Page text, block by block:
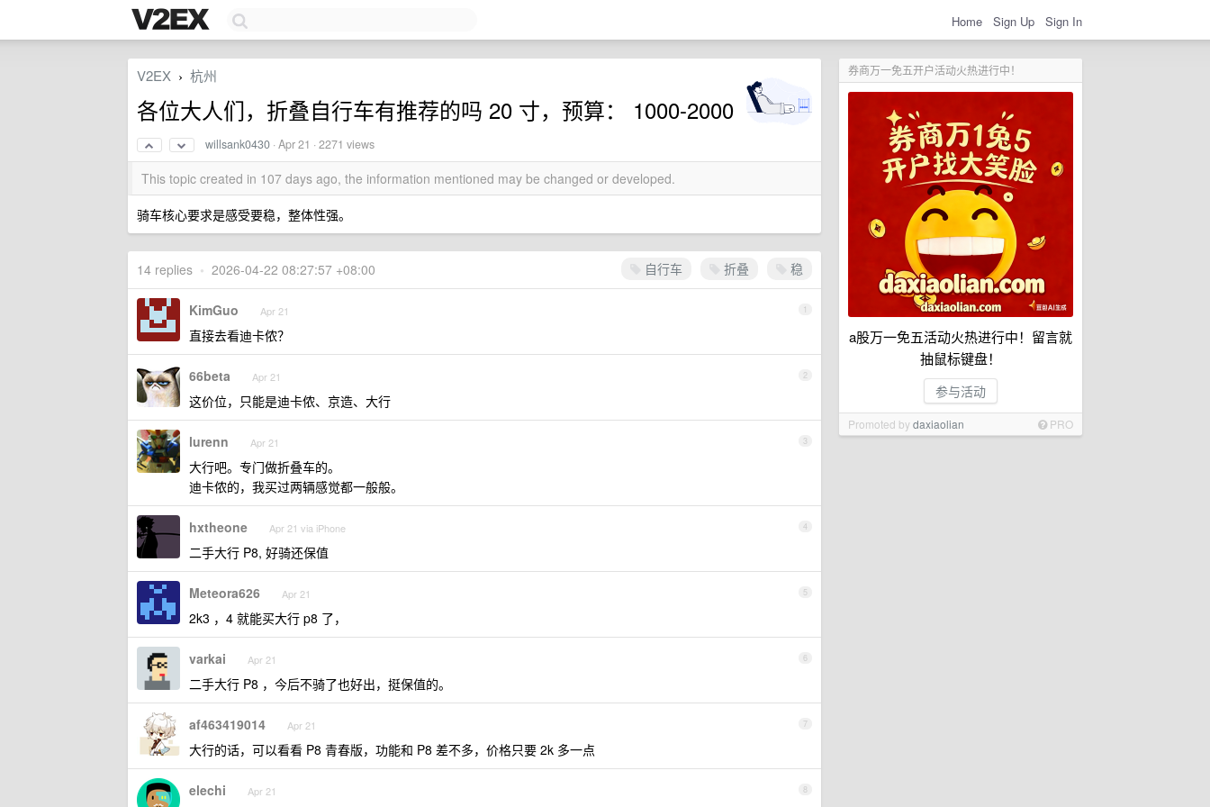
Home Sign Up Sign In
券商万一免五开户活动火热进行中！
a股万一免五活动火热进行中！留言就
抽鼠标键盘！
参与活动
Promoted bydaxiaolian PRO
V2EX › 杭州
各位大人们，折叠自行车有推荐的吗 20 寸，预算： 1000-2000
willsank0430 ·Apr 21 · 2271 views
This topic created in 107 days ago, the information mentioned may be changed or developed.
骑车核心要求是感受要稳，整体性强。
自行车 折叠 稳
14 replies • 2026-04-22 08:27:57 +08:00
1
KimGuo Apr 21
直接去看迪卡侬？
2
66beta Apr 21
这价位，只能是迪卡侬、京造、大行
3
lurenn Apr 21
大行吧。专门做折叠车的。
迪卡侬的，我买过两辆感觉都一般般。
4
hxtheone Apr 21 via iPhone
二手大行 P8, 好骑还保值
5
Meteora626 Apr 21
2k3 ，4 就能买大行 p8 了，
6
varkai Apr 21
二手大行 P8 ，今后不骑了也好出，挺保值的。
7
af463419014 Apr 21
大行的话，可以看看 P8 青春版，功能和 P8 差不多，价格只要 2k 多一点
8
elechi Apr 21